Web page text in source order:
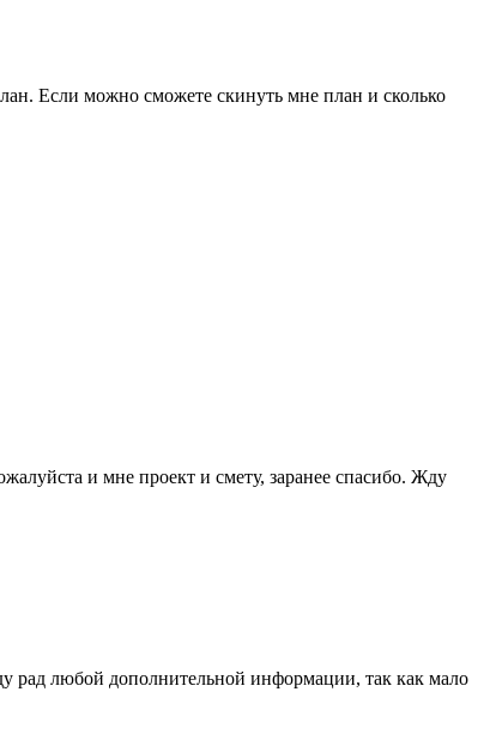
Если можно сможете скинуть мне план и сколько
и мне проект и смету, заранее спасибо. Жду
рад любой дополнительной информации, так как мало